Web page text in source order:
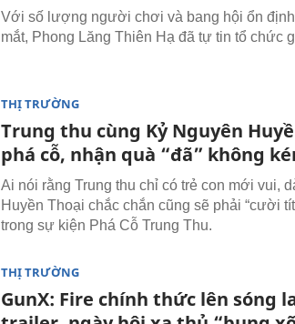
Với số lượng người chơi và bang hội ổn
mắt, Phong Lăng Thiên Hạ đã tự tin tổ chức
THỊ TRƯỜNG
Trung thu cùng Kỷ Nguyên
phá cỗ, nhận quà “đã” không
Ai nói rằng Trung thu chỉ có trẻ con mới vui,
Huyền Thoại chắc chắn cũng sẽ phải “cười
trong sự kiện Phá Cỗ Trung Thu.
THỊ TRƯỜNG
GunX: Fire chính thức lên sóng